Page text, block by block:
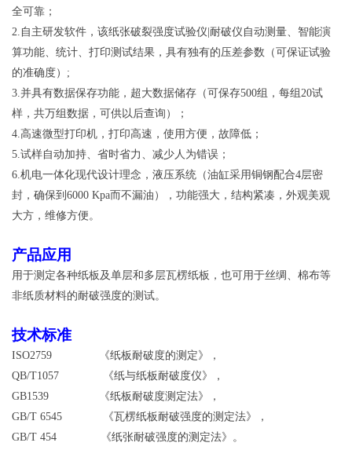
全可靠；
2 自主研发软件，该纸张破裂强度试验仪 耐破仪自动测量、智能演
算功能、统计、打印测试结果，具有独有的压差参数（可保证试验
的准确度）;
3. 并具有数据保存功能，超大数据储存（可保存500组，每组 20试
样，共万组数据，可供以后查询）；
4. 高速微型打印机，打印高速，使用方便，故障低；
5. 试样自动加持、省时省力、减少人为错误；
6. 机电一体化现代设计理念，液压系统（油缸采用铜钢配合4层密
封，确保到 6000 Kpa而不漏油），功能强大，结构紧凑，外观美观
大方，维修方便。
产品应用
用于测定各种纸板及单层和多层瓦楞纸板，也可用于丝绸、棉布等
非纸质材料的耐破强度的测试。
技术标准
ISO2759
《纸板耐破度的测定》，
QB/T1057
《纸与纸板耐破度仪》，
GB1539
《纸板耐破度测定法》，
GB/T 6545
《瓦楞纸板耐破强度的测定法》，
GB/T 454
《纸张耐破强度的测定法》。